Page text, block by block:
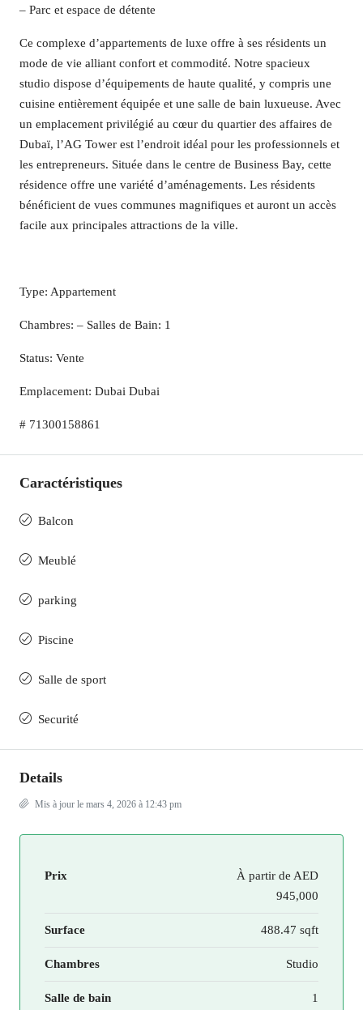
– Parc et espace de détente
Ce complexe d’appartements de luxe offre à ses résidents un
mode de vie alliant confort et commodité. Notre spacieux
studio dispose d’équipements de haute qualité, y compris une
cuisine entièrement équipée et une salle de bain luxueuse. Avec
un emplacement privilégié au cœur du quartier des affaires de
Dubaï, l’AG Tower est l’endroit idéal pour les professionnels et
les entrepreneurs. Située dans le centre de Business Bay, cette
résidence offre une variété d’aménagements. Les résidents
bénéficient de vues communes magnifiques et auront un accès
facile aux principales attractions de la ville.
Type: Appartement
Chambres: – Salles de Bain: 1
Status: Vente
Emplacement: Dubai Dubai
# 71300158861
Caractéristiques
Balcon
Meublé
parking
Piscine
Salle de sport
Securité
Details
Mis à jour le mars 4, 2026 à 12:43 pm
Prix À partir de AED
945,000
Surface 488.47 sqft
Chambres Studio
Salle de bain 1